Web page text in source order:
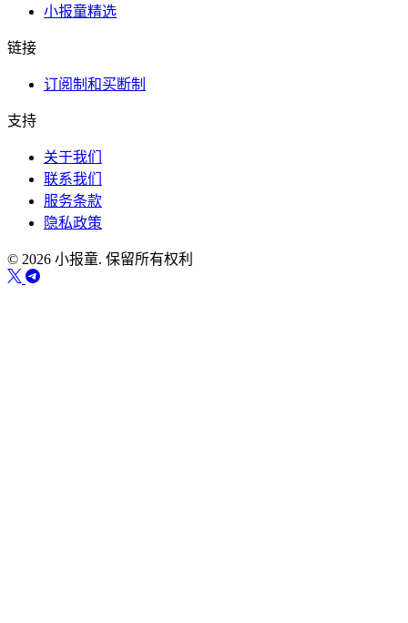
小报童精选
链接
订阅制和买断制
支持
关于我们
联系我们
服务条款
隐私政策
© 2026 小报童. 保留所有权利